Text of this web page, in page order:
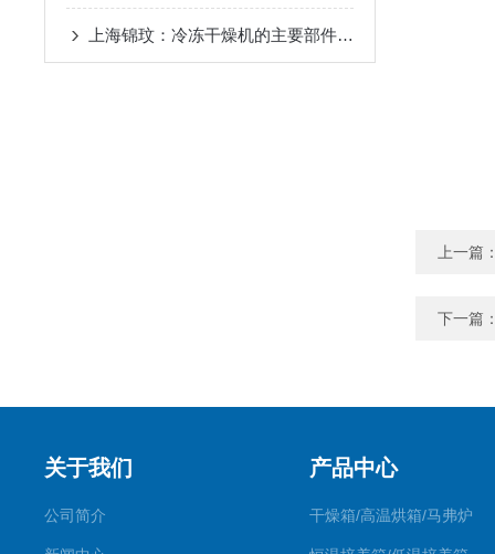
上海锦玟：冷冻干燥机的主要部件有哪些
上一篇
下一篇
关于我们
公司简介
产品中心
干燥箱/高温烘箱/马弗炉